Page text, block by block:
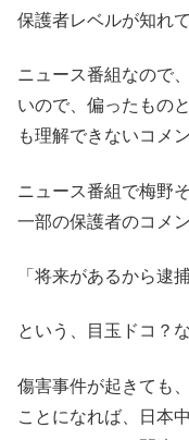
保護者レベルが知れ
ニュース番組なので
いので、偏ったもの
も理解できないコメ
ニュース番組で梅野
一部の保護者のコメ
「将来があるから逮
という、目玉ドコ？
傷害事件が起きても
ことになれば、日本